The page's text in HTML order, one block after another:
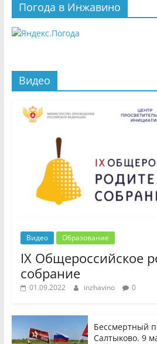
Погода в Инжавино
Видео
Видео Образование
IX Общероссийское
собрание
01.09.2022 inzhavino 0
Бессмертный
Салтыково. 9